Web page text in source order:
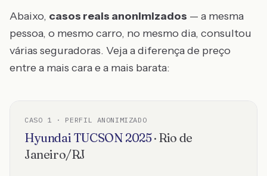
Abaixo, casos reais anonimizados — a mesma
pessoa, o mesmo carro, no mesmo dia, consultou
várias seguradoras. Veja a diferença de preço
entre a mais cara e a mais barata:
CASO 1 · PERFIL ANONIMIZADO
Hyundai TUCSON 2025· Rio de
Janeiro/RJ